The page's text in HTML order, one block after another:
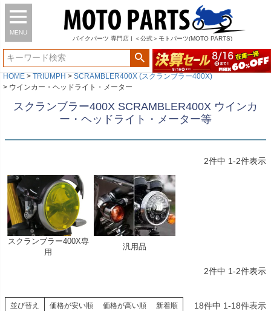
MENU
バイク パーツ 専門店 | ＜公式＞モトパーツ(MOTO PARTS)
HOME TRIUMPH
SCRAMBLER400X (スクランブラー400X)
ウインカー・ヘッドライト・メーター
スクランブラー400X SCRAMBLER400X ウインカ
ー・ヘッドライト・メーター等
2件中 1-2件表示
スクランブラー400X専
用
汎用品
2件中 1-2件表示
並び替え 価格が安い順 価格が高い順 新着順 18件中 1-18件表示